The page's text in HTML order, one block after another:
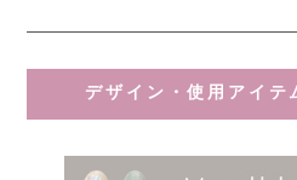
デザイン・使用アイテ